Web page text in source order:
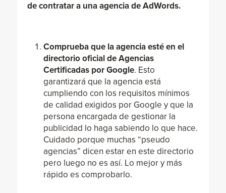
de contratar a una agencia de AdWords.
Comprueba que la agencia esté en el
directorio oficial de Agencias
Certificadas por Google. Esto
garantizará que la agencia está
cumpliendo con los requisitos mínimos
de calidad exigidos por Google y que la
persona encargada de gestionar la
publicidad lo haga sabiendo lo que hace.
Cuidado porque muchas “pseudo
agencias” dicen estar en este directorio
pero luego no es así. Lo mejor y más
rápido es comprobarlo.